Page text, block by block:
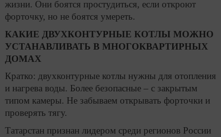
жизни. Они боятся простудиться, если откроют
форточку, но не боятся умереть.
КАКИЕ ДВУХКОНТУРНЫЕ КОТЛЫ МОЖНО
УСТАНАВЛИВАТЬ В МНОГОКВАРТИРНЫХ
ДОМАХ
Кратко: двухконтурные котлы нужны для отопления
и нагрева воды. Более безопасные – с закрытым
типом камеры. Не забываем открывать форточки и
проверять тягу.
Татарстан признан лидером среди регионов России